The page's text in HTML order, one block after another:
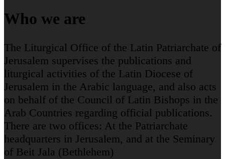
Who we are
The Liturgical Office of the Latin Patriarchate of
Jerusalem supervises the publications and
liturgical activities of the Latin Diocese of
Jerusalem in the Arabic language, and also acts
on behalf of the Council of Latin Bishops in the
Arab Countries regarding official publications.
There are two offices: At the Patriarchate
headquarters in Jerusalem, and at the Seminary
of Beit Jala (Bethlehem)